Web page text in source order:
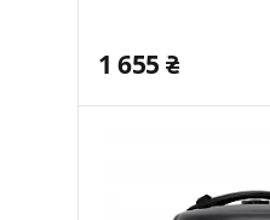
1 655